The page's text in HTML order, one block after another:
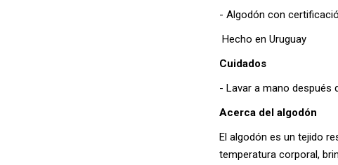
- Algodón con
Hecho en Uruguay
Cuidados
- Lavar a mano después
Acerca del algodón
El algodón es un tejido
temperatura corporal,